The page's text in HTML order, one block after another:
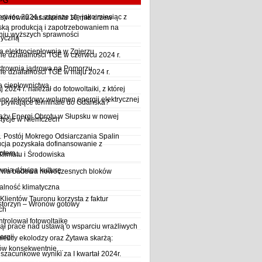
równa zasadzeniu 10 mld drzew
wyższych sprawności
elektrociepłownia w Zgierzu
jądrowa na Pomorzu
ciepłownictwa
terminale do Gdańska?
w Niemczech
Mokrego Odsiarczania Spalin
dźwiga kulturę
klimatyczna
– Wronów gotowy
fotowoltaikę
ekolodzy oraz Żytawa skarżą:
konsekwentnie…
2024 r. zapisze się jako miesiąc z
produkcją i zapotrzebowaniem na
działalności TGE w czerwcu 2024 r.
działalności TGE w maju 2024 r.
2024 r. należał do fotowoltaiki, z której
rekordowy wolumen energii elektrycznej
Energi Obrotu w Słupsku w nowej
pozyskała dofinansowanie z
i Środowiska
budowa nowoczesnych bloków
Tauronu korzysta z faktur
prace nad ustawą o wsparciu wrażliwych
wyniki za I kwartał 2024r.